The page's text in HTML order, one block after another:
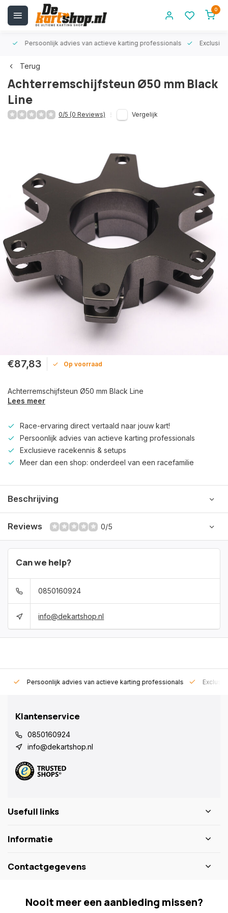
0
Persoonlijk advies van actieve karting professionals
Terug
Achterremschijfsteun Ø50 mm Black
Line
0/5 (0 Reviews) Vergelijk
€87,83 Op voorraad
Achterremschijfsteun Ø50 mm Black Line
Lees meer
Race-ervaring direct vertaald naar jouw kart!
Persoonlijk advies van actieve karting professionals
Exclusieve racekennis & setups
Meer dan een shop: onderdeel van een racefamilie
Beschrijving
Reviews 0/5
Can we help?
0850160924
info@dekartshop.nl
Persoonlijk advies van actieve karting professionals
Klantenservice
0850160924
info@dekartshop.nl
Usefull links
Informatie
Contactgegevens
Nooit meer een aanbieding missen?